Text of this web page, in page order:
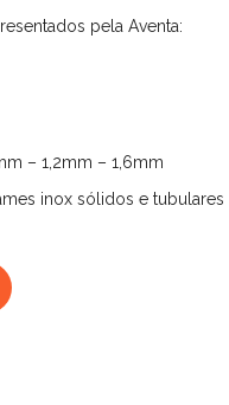
pela Aventa:
– 1,2mm – 1,6mm
inox sólidos e